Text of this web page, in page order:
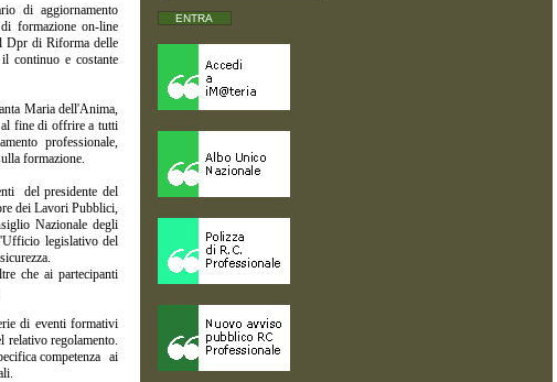
di aggiornamento
formazione on-line
Dpr di Riforma delle
continuo e costante
Maria dell'Anima,
al fine di offrire a tutti
professionale,
formazione.
del presidente del
dei Lavori Pubblici,
Nazionale degli
legislativo del
che ai partecipanti
di eventi formativi
relativo regolamento.
competenza ai